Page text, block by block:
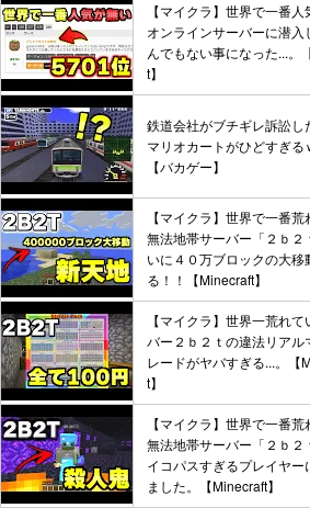
【マイクラ】世界で一番
オンラインサーバーに潜入
んでもない事になった...。
t】
鉄道会社がブチギレ訴訟し
マリオカートがひどすぎる
【バカゲー】
【マイクラ】世界で一番荒
無法地帯サーバー「２ｂ２
いに４０万ブロックの大移
る！！【Minecraft】
【マイクラ】世界一荒れて
バー２ｂ２ｔの違法リアル
レードがヤバすぎる...。【
t】
【マイクラ】世界で一番荒
無法地帯サーバー「２ｂ２
イコパスすぎるプレイヤー
ました。【Minecraft】